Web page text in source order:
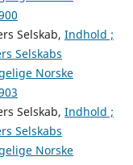
Selskab, Indhold ;
Selskabs
Norske
Selskab, Indhold ;
Selskabs
Norske